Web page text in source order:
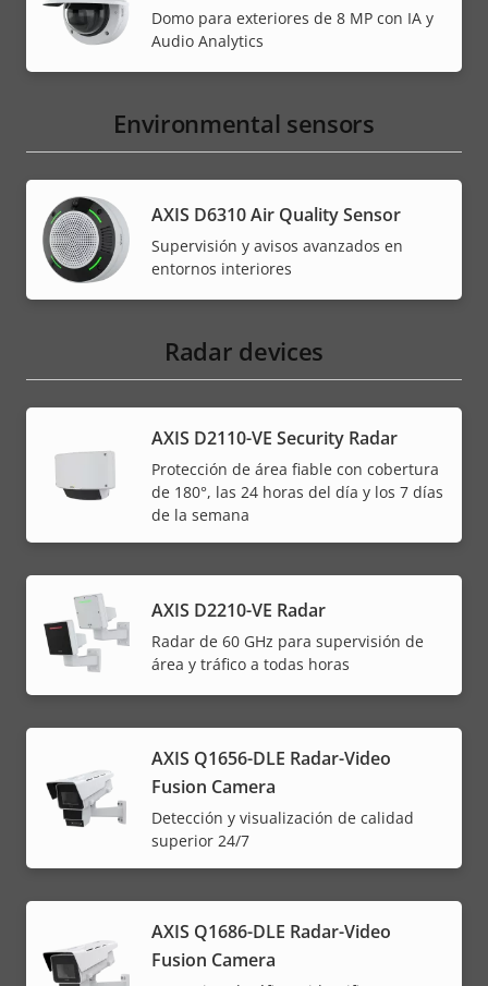
Domo para exteriores de 8 MP con IA y
Audio Analytics
Environmental sensors
AXIS D6310 Air Quality Sensor
Supervisión y avisos avanzados en
entornos interiores
Radar devices
AXIS D2110-VE Security Radar
Protección de área fiable con cobertura
de 180°, las 24 horas del día y los 7 días
de la semana
AXIS D2210-VE Radar
Radar de 60 GHz para supervisión de
área y tráfico a todas horas
AXIS Q1656-DLE Radar-Video
Fusion Camera
Detección y visualización de calidad
superior 24/7
AXIS Q1686-DLE Radar-Video
Fusion Camera